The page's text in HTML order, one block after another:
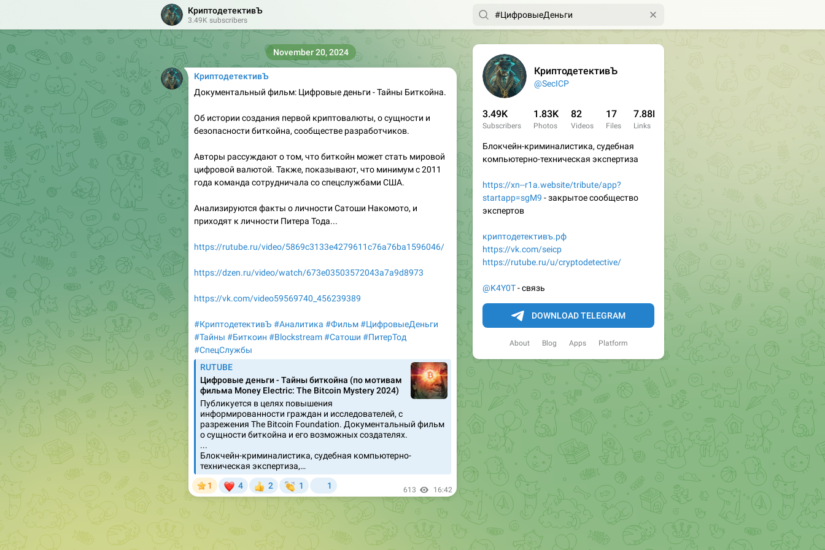
КриптодетективЪ
@SecICP
3.49K
Subscribers
1.83K
Photos
82
Videos
17
Files
7.88K
Links
Блокчейн-криминалистика, судебная
компьютерно-техническая экспертиза
https://xn--r1a.website/tribute/app?
startapp=sgM9 - закрытое сообщество
экспертов
криптодетективъ.рф
https://vk.com/seicp
https://rutube.ru/u/cryptodetective/
@K4Y0T- связь
DOWNLOAD TELEGRAM
About Blog Apps Platform
КриптодетективЪ
3.49K subscribers
КриптодетективЪ
Документальный фильм: Цифровые деньги - Тайны Биткойна.
Об истории создания первой криптовалюты, о сущности и
безопасности биткойна, сообществе разработчиков.
Авторы рассуждают о том, что биткойн может стать мировой
цифровой валютой. Также, показывают, что минимум с 2011
года команда сотрудничала со спецслужбами США.
Анализируются факты о личности Сатоши Накомото, и
приходят к личности Питера Тода...
https://rutube.ru/video/5869c3133e4279611c76a76ba1596046/
https://dzen.ru/video/watch/673e03503572043a7a9d8973
https://vk.com/video59569740_456239389
#КриптодетективЪ #Аналитика #Фильм#ЦифровыеДеньги
#Тайны #Биткоин #Blockstream#Сатоши #ПитерТод
#СпецСлужбы
RUTUBE
Цифровые деньги - Тайны биткойна (по мотивам
фильма Money Electric: The Bitcoin Mystery 2024)
Публикуется в целях повышения
информированности граждан и исследователей, с
разрежения The Bitcoin Foundation. Документальный фильм
о сущности биткойна и его возможных создателях.
...
Блокчейн-криминалистика, судебная компьютерно-
техническая экспертиза,…
1
❤
4
👍
2
👏
1 1 613 16:42
November 20, 2024